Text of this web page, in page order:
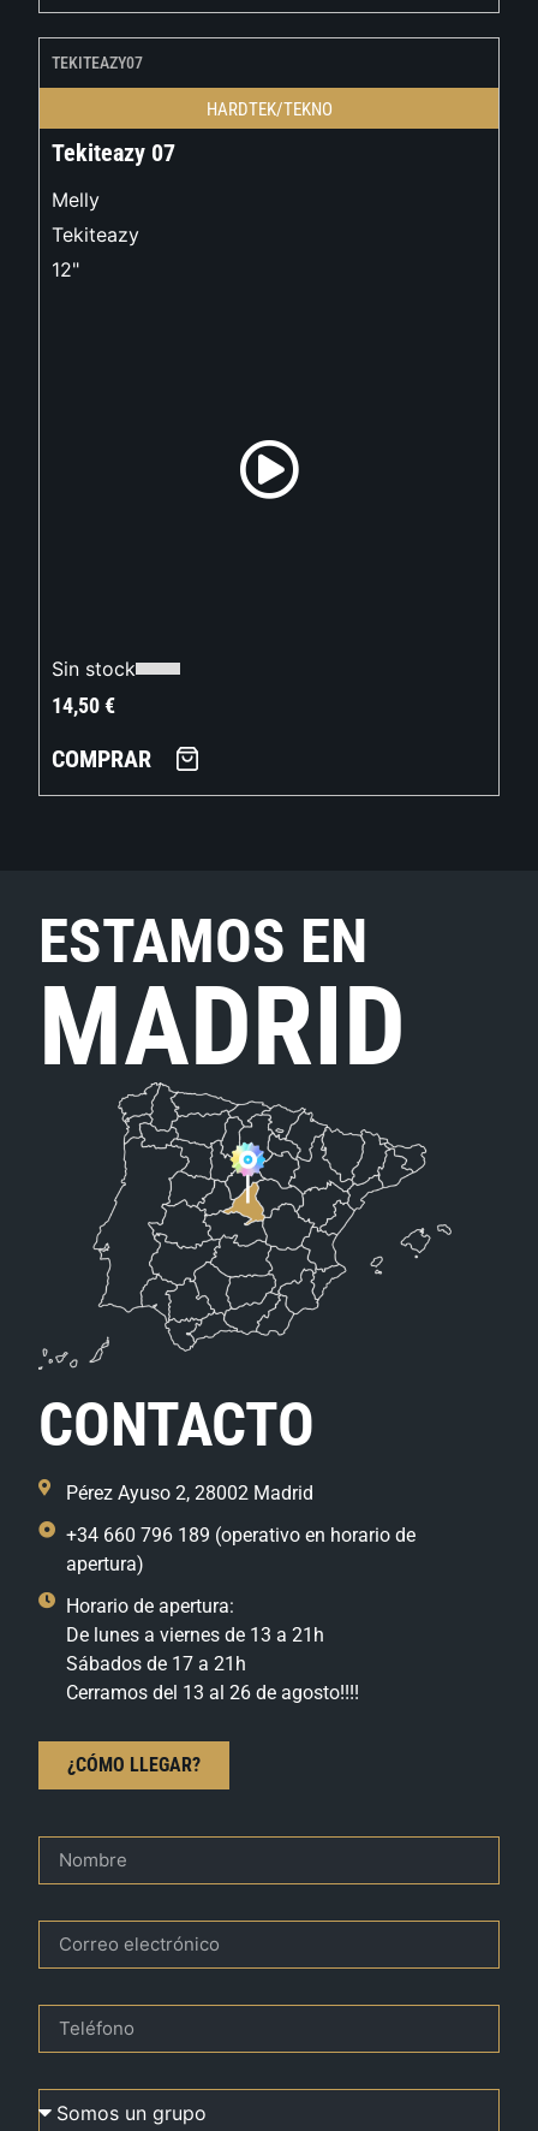
TEKITEAZY07
HARDTEK/TEKNO
Tekiteazy 07
Melly
Tekiteazy
12"
Sin stock
14,50€
COMPRAR
ESTAMOS EN
MADRID
CONTACTO
Pérez Ayuso 2, 28002 Madrid
+34 660 796 189 (operativo en horario de
apertura)
Horario de apertura:
De lunes a viernes de 13 a 21h
Sábados de 17 a 21h
Cerramos del 13 al 26 de agosto!!!!
¿CÓMO LLEGAR?